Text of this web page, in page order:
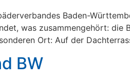
Baden-
was zusammengehört: die
Ort: Auf der
BW